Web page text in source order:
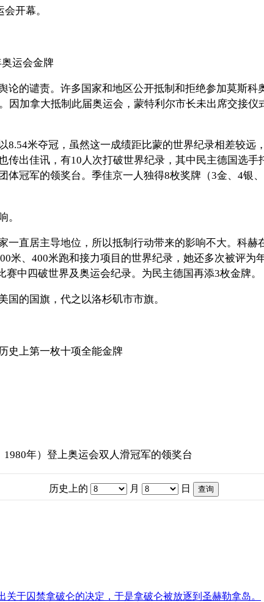
开幕。
运会金牌
的谴责。许多国家和地区公开抵制和拒绝参加莫斯
因加拿大抵制此届奥运会，蒙特利尔市长未出席交接
米夺冠，虽然这一成绩距比蒙的世界纪录相差较
出佳讯，有10人次打破世界纪录，其中民主德国选
冠军的领奖台。季佳京一人独得8枚奖牌（3金、4银
。
直居主导地位，所以抵制行动带来的影响不大。科
米、400米跑和接力项目的世界纪录，她还多次被评
中四破世界及奥运会纪录。为民主德国再添3枚金牌。
的国旗，代之以洛杉矶市市旗。
史上第一枚十项全能金牌
年）登上奥运会双人滑冠军的领奖台
历史上的 月
日
于囚禁拿破仑的决定，于是拿破仑被放逐到圣赫勒拿岛。